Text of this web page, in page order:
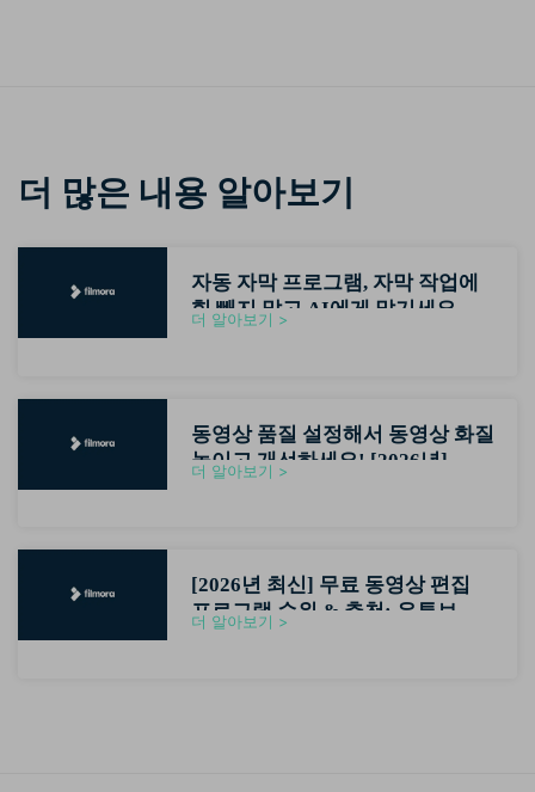
더 많은 내용 알아보기
자동 자막 프로그램, 자막 작업에
힘 빼지 말고 AI에게 맡기세요
(2026최신)
더 알아보기 >
동영상 품질 설정해서 동영상 화질
높이고 개선하세요! [2026년]
더 알아보기 >
[2026년 최신] 무료 동영상 편집
프로그램 순위 & 추천: 유튜브 초
더 알아보기 >